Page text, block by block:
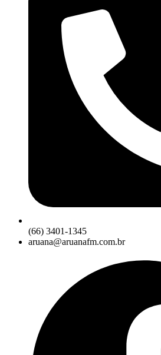
(66) 3401-1345
aruana@aruanafm.com.br